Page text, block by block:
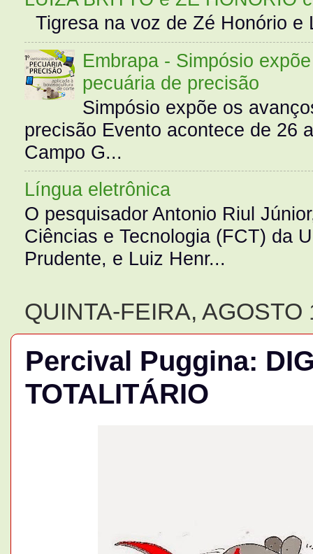
Tigresa na voz de Zé Honório
Embrapa - Simpósio
pecuária de precisão
Simpósio expõe os
precisão Evento acontece de 26
Campo G...
Língua eletrônica
O pesquisador Antonio Riul
Ciências e Tecnologia (FCT) da
Prudente, e Luiz Henr...
QUINTA-FEIRA, AGOSTO
Percival Puggina:
TOTALITÁRIO